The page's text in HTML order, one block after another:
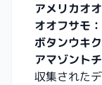
アメリカオ
オオフサモ
ボタンウキ
アマゾント
収集された